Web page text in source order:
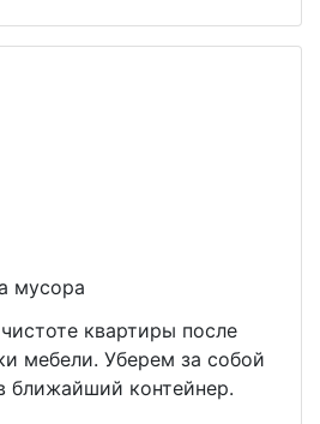
мусора
квартиры после
мебели. Уберем за собой
ближайший контейнер.